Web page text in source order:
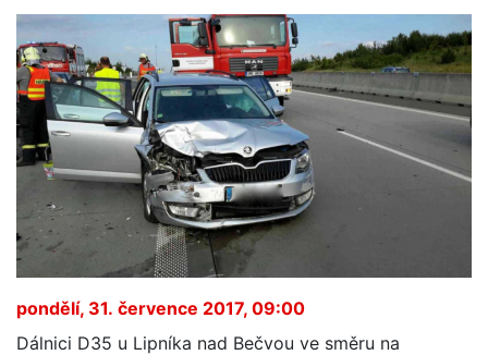
pondělí, 31. července 2017, 09:00
Dálnici D35 u Lipníka nad Bečvou ve směru na